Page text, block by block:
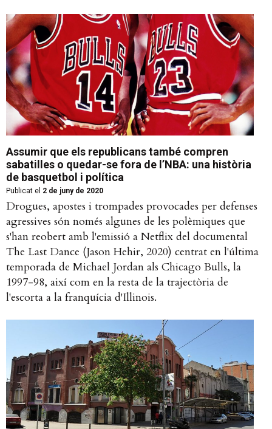
Assumir que els republicans també compren
sabatilles o quedar-se fora de l’NBA: una història
de basquetbol i política
Publicat el 2 de juny de 2020
Drogues, apostes i trompades provocades per defenses
agressives són només algunes de les polèmiques que
s'han reobert amb l'emissió a Netflix del documental
The Last Dance (Jason Hehir, 2020) centrat en l'última
temporada de Michael Jordan als Chicago Bulls, la
1997-98, així com en la resta de la trajectòria de
l'escorta a la franquícia d'Illinois.